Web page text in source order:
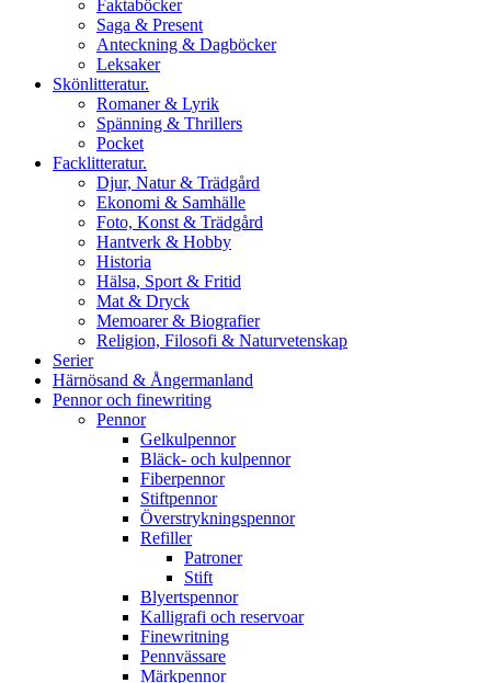
Faktaböcker
Saga & Present
Anteckning & Dagböcker
Leksaker
Skönlitteratur.
Romaner & Lyrik
Spänning & Thrillers
Pocket
Facklitteratur.
Djur, Natur & Trädgård
Ekonomi & Samhälle
Foto, Konst & Trädgård
Hantverk & Hobby
Historia
Hälsa, Sport & Fritid
Mat & Dryck
Memoarer & Biografier
Religion, Filosofi & Naturvetenskap
Serier
Härnösand & Ångermanland
Pennor och finewriting
Pennor
Gelkulpennor
Bläck- och kulpennor
Fiberpennor
Stiftpennor
Överstrykningspennor
Refiller
Patroner
Stift
Blyertspennor
Kalligrafi och reservoar
Finewritning
Pennvässare
Märkpennor